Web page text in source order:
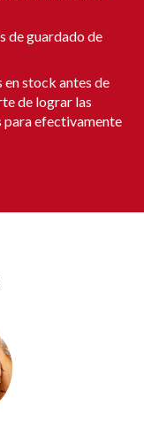
de guardado de
en stock antes de
de lograr las
para efectivamente